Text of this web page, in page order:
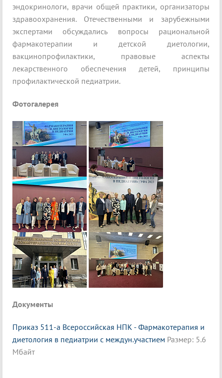
эндокринологи, врачи общей практики, организаторы
здравоохранения. Отечественными и зарубежными
экспертами обсуждались вопросы рациональной
фармакотерапии и детской диетологии,
вакцинопрофилактики, правовые аспекты
лекарственного обеспечения детей, принципы
профилактической педиатрии.
Фотогалерея
Документы
Приказ 511-а Всероссийская НПК - Фармакотерапия и
диетология в педиатрии с междун.участием Размер: 5.6
Мбайт